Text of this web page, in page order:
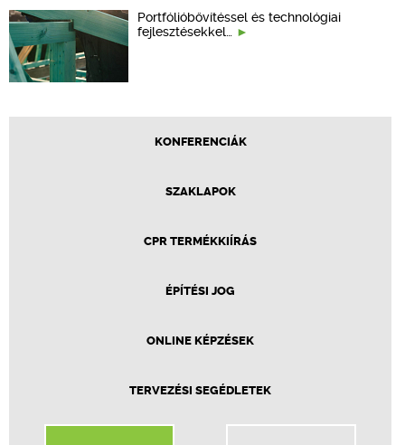
Portfólióbővítéssel és technológiai
fejlesztésekkel…
KONFERENCIÁK
SZAKLAPOK
CPR TERMÉKKIÍRÁS
ÉPÍTÉSI JOG
ONLINE KÉPZÉSEK
TERVEZÉSI SEGÉDLETEK